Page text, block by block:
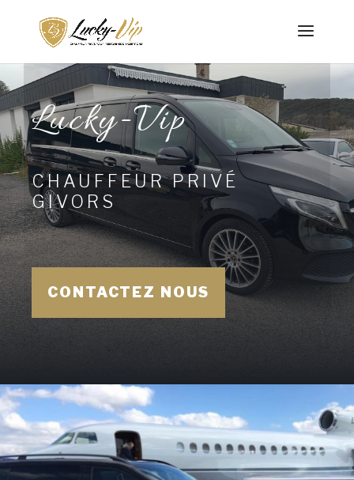
Lucky-Vip
CHAUFFEUR PRIVÉ
GIVORS
CONTACTEZ NOUS